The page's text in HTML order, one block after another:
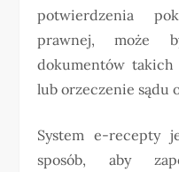
potwierdzenia
prawnej, może
dokumentów
lub orzeczenie sądu
System e-recepty
sposób, aby